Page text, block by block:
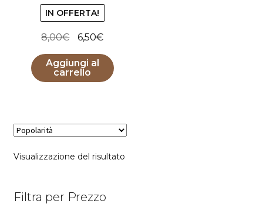
IN OFFERTA!
8,00€
originale
era:
6,50€Il
attuale
è:
Aggiungi al
carrello
Visualizzazione del risultato
Filtra per Prezzo